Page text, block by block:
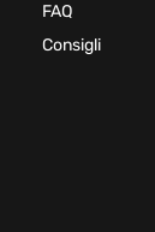
FAQ
Consigli